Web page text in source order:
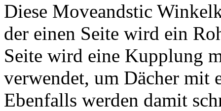
Diese Moveandstic
der einen Seite wird ein
Seite wird eine Kupplung
verwendet, um Dächer mit
Ebenfalls werden damit